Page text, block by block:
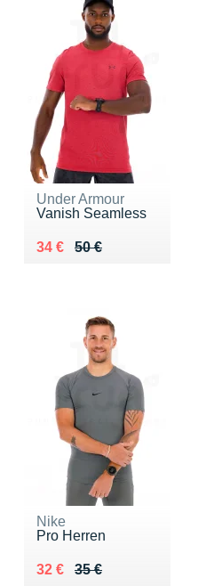
Under Armour
Vanish Seamless
50 €
Au lieu de 50 €
34 €
Vendu 34 €
Nike
Pro Herren
35 €
Au lieu de 35 €
32 €
Vendu 32 €